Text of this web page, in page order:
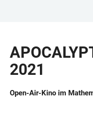
CONTENT
2021
Open-Air-Kino im